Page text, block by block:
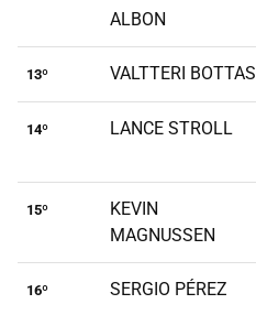
ALBON
13º VALTTERI BOTTAS
14º LANCE STROLL
15º
KEVIN
MAGNUSSEN
16º SERGIO PÉREZ